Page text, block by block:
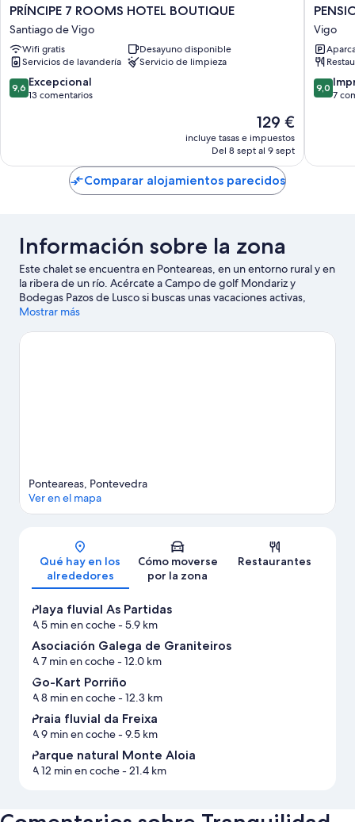
PRÍNCIPE
7
ROOMS
HOTEL
BOUTIQUE
Santiago
de
PRÍNCIPE 7 ROOMS HOTEL BOUTIQUE
Santiago de Vigo
Wifi gratis
Desayuno disponible
Servicios de lavandería
Servicio de limpieza
9.6
sobre
9,6 Excepcional
13 comentarios
El
precio
actual
de
129 €
129 €
incluye tasas e impuestos
Del 8 sept al 9 sept
Vigo
Vigo
9.0
sobre
9,0
7
Comparar alojamientos parecidos
Información sobre la zona
Este chalet se encuentra en Ponteareas, en un entorno rural y en
la ribera de un río. Acércate a Campo de golf Mondariz y
Bodegas Pazos de Lusco si buscas unas vacaciones activas,
donde también puedes acercarte a atractivos turísticos como
es así, puedes llevarlos a Centro cultural Afundación Vigo o a
Mostrar más
Mapa
Ponteareas, Pontevedra
Ver en el mapa
Qué hay en los
alrededores
Cómo moverse
por la zona
Restaurantes
Playa fluvial As Partidas
A 5 min en coche- 5.9 km
Asociación Galega de Graniteiros
A 7 min en coche- 12.0 km
Go-Kart Porriño
A 8 min en coche- 12.3 km
Praia fluvial da Freixa
A 9 min en coche- 9.5 km
Parque natural Monte Aloia
A 12 min en coche- 21.4 km